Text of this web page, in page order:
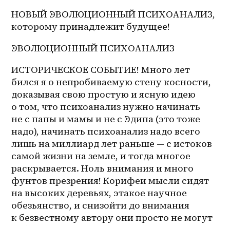
НОВЫЙ ЭВОЛЮЦИОННЫЙ ПСИХОАНАЛИЗ,
которому принадлежит будущее!
ЭВОЛЮЦИОННЫЙ ПСИХОАНАЛИЗ
ИСТОРИЧЕСКОЕ СОБЫТИЕ! Много лет
бился я о непробиваемую стену косности,
доказывая свою простую и ясную идею
о том, что психоанализ нужно начинать
не с папы и мамы и не с Эдипа (это тоже
надо), начинать психоанализ надо всего
лишь на миллиард лет раньше — с истоков
самой жизни на земле, и тогда многое
раскрывается. Ноль внимания и много
фунтов презрения! Корифеи мысли сидят
на высоких деревьях, этакое научное
обезьянство, и снизойти до внимания
к безвестному автору они просто не могут